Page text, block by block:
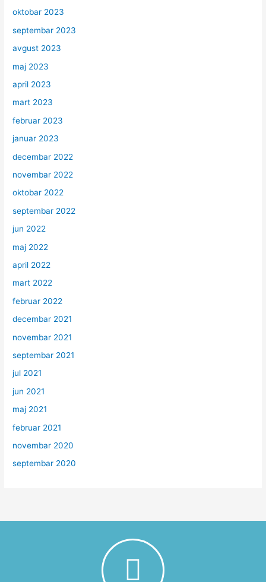
oktobar 2023
septembar 2023
avgust 2023
maj 2023
april 2023
mart 2023
februar 2023
januar 2023
decembar 2022
novembar 2022
oktobar 2022
septembar 2022
jun 2022
maj 2022
april 2022
mart 2022
februar 2022
decembar 2021
novembar 2021
septembar 2021
jul 2021
jun 2021
maj 2021
februar 2021
novembar 2020
septembar 2020